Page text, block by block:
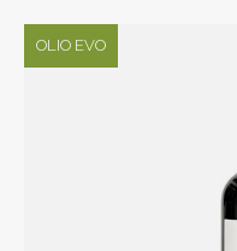
OLIO EVO